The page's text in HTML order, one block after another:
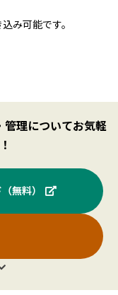
み可能です。
理についてお気軽
無料）